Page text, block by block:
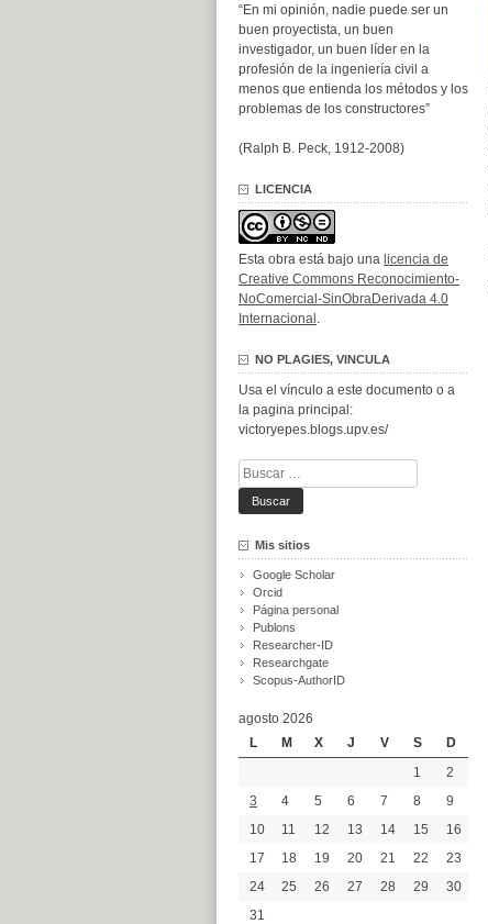
“En mi opinión, nadie puede ser un
buen proyectista, un buen
investigador, un buen líder en la
profesión de la ingeniería civil a
menos que entienda los métodos y los
problemas de los constructores”
(Ralph B. Peck, 1912-2008)
LICENCIA
Esta obra está bajo una licencia de
Creative Commons Reconocimiento-
NoComercial-SinObraDerivada 4.0
Internacional .
NO PLAGIES, VINCULA
Usa el vínculo a este documento o a
la pagina principal:
victoryepes.blogs.upv.es/
Buscar:
Mis sitios
Google Scholar
Orcid
Página personal
Publons
Researcher-ID
Researchgate
Scopus-AuthorID
agosto 2026
L
M X J V S
D
1
2
3
4 5 6 7 8
9
10
11 12 13 14 15
16
17
18 19 20 21 22
23
24
25 26 27 28 29
30
31